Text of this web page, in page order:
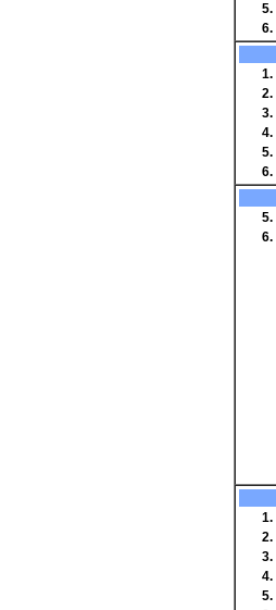
5.
6.
1.
2.
3.
4.
5.
6.
5.
6.
1.
2.
3.
4.
5.